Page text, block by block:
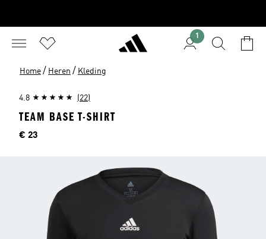
1
Home / Heren / Kleding
4.8 (22)
TEAM BASE T-SHIRT
Price
€ 23